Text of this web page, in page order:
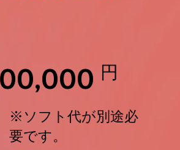
円
​※ソフト代が別途必
要です。